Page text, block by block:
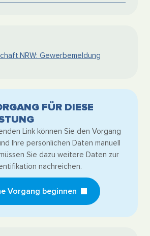
Gewerbemeldung
FÜR DIESE
Link können Sie den Vorgang
Ihre persönlichen Daten manuell
Sie dazu weitere Daten zur
nachreichen.
Vorgang beginnen